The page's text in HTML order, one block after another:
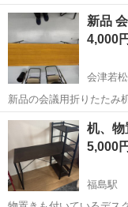
ニトリで５、６年前に購
だ受験落ちたことないで
いな メルカリにも...
福島 福島市 福島
新品
4,000円
会津若
新品の会議用折りたたみ
す。 箱は汚れています
１枚目の写真は同じ型番
45cm,高さ70cm位...
福島 会津若松市
折りたたみ
机、物
5,000円
福島駅